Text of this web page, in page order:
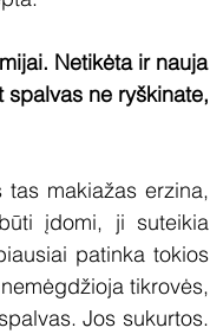
Netikėta ir nauja
ne ryškinate,
makiažas erzina,
įdomi, ji suteikia
patinka tokios
tikrovės,
Jos sukurtos.